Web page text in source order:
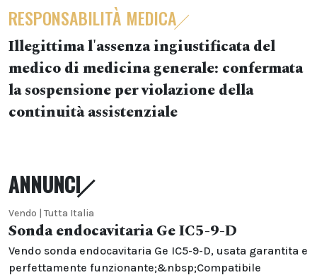
RESPONSABILITÀ MEDICA
Illegittima l'assenza ingiustificata del
medico di medicina generale: confermata
la sospensione per violazione della
continuità assistenziale
ANNUNCI
Vendo | Tutta Italia
Sonda endocavitaria Ge IC5-9-D
Vendo sonda endocavitaria Ge IC5-9-D, usata garantita e
perfettamente funzionante;&nbsp;Compatibile